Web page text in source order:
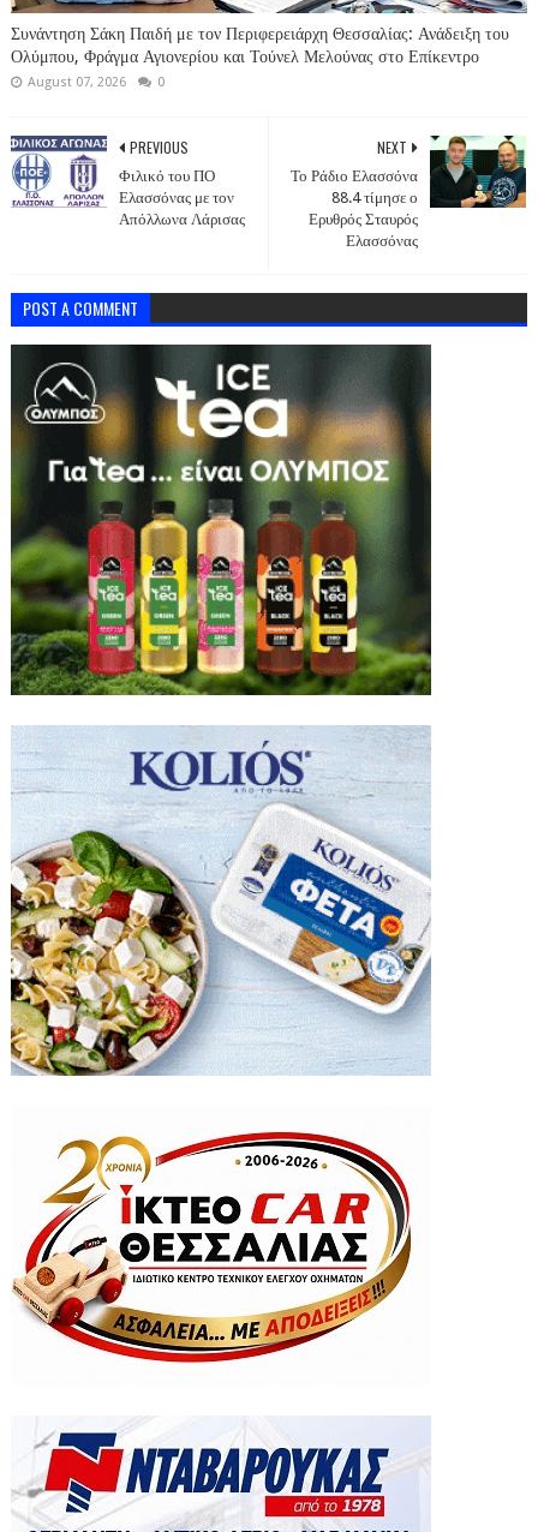
Συνάντηση Σάκη Παιδή με τον Περιφερειάρχη Θεσσαλίας: Ανάδειξη του
Ολύμπου, Φράγμα Αγιονερίου και Τούνελ Μελούνας στο Επίκεντρο
August 07, 2026 0
NEXT
Το Ράδιο Ελασσόνα
88.4 τίμησε ο
Ερυθρός Σταυρός
Ελασσόνας
PREVIOUS
Φιλικό του ΠΟ
Ελασσόνας με τον
Απόλλωνα Λάρισας
POST A COMMENT